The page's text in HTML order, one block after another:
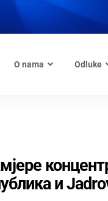
O nama Odluke
и